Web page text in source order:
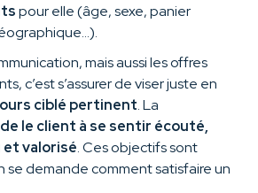
pour elle (âge, sexe, panier
mais aussi les offres
c’est s’assurer de viser juste en
ciblé pertinent. La
le client à se sentir écouté,
et valorisé. Ces objectifs sont
se demande comment satisfaire un